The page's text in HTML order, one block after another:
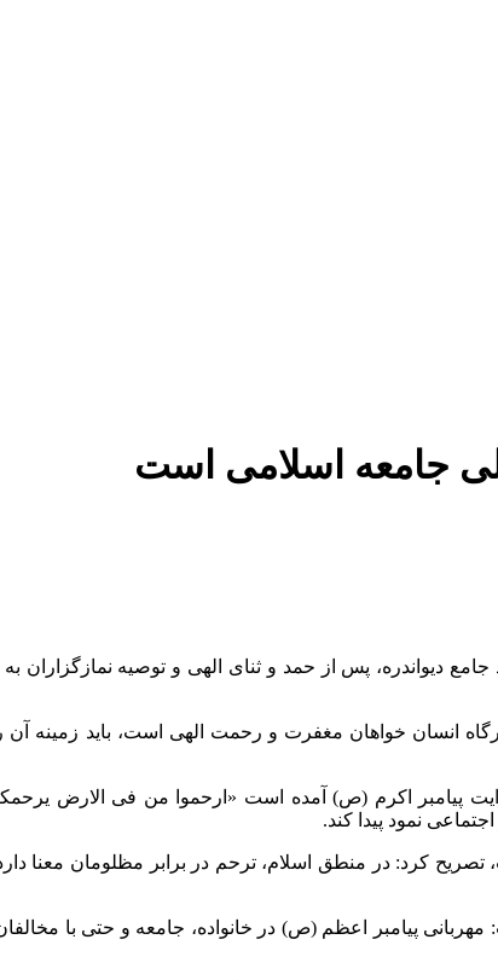
جامعه اسلامی است
دیواندره، پس از حمد و ثنای الهی و توصیه نمازگزاران
انسان خواهان مغفرت و رحمت الهی است، باید زمینه آن
پیامبر اکرم (ص) آمده است «ارحموا من فی الارض
نمود پیدا کند.
تصریح کرد: در منطق اسلام، ترحم در برابر مظلومان معنا
پیامبر اعظم (ص) در خانواده، جامعه و حتی با